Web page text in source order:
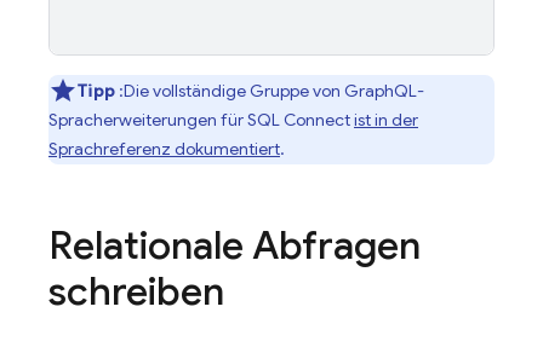
Tipp :Die vollständige Gruppe von GraphQL-
Spracherweiterungen fürSQL Connectist in der
Sprachreferenz dokumentiert.
Relationale Abfragen
schreiben